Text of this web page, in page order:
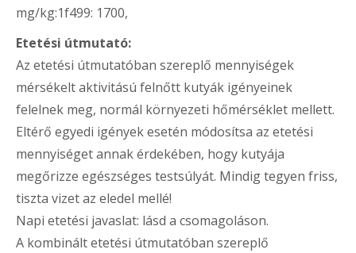
mg/kg:1f499: 1700,
Etetési útmutató:
Az etetési útmutatóban szereplő mennyiségek
mérsékelt aktivitású felnőtt kutyák igényeinek
felelnek meg, normál környezeti hőmérséklet mellett.
Eltérő egyedi igények esetén módosítsa az etetési
mennyiséget annak érdekében, hogy kutyája
megőrizze egészséges testsúlyát. Mindig tegyen friss,
tiszta vizet az eledel mellé!
Napi etetési javaslat: lásd a csomagoláson.
A kombinált etetési útmutatóban szereplő